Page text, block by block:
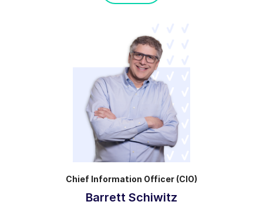
Chief Information Officer (CIO)
Barrett Schiwitz